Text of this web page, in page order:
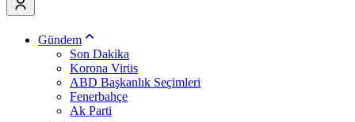
Gündem
Son Dakika
Korona Virüs
ABD Başkanlık Seçimleri
Fenerbahçe
Ak Parti